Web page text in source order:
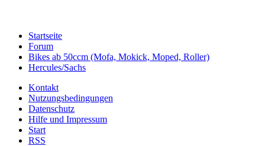
Startseite
Forum
Bikes ab 50ccm (Mofa, Mokick, Moped, Roller)
Hercules/Sachs
Kontakt
Nutzungsbedingungen
Datenschutz
Hilfe und Impressum
Start
RSS